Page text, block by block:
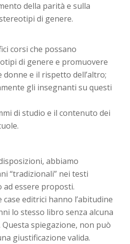
della parità e sulla
di genere.
corsi che possano
di genere e promuovere
e il rispetto dell’altro;
gli insegnanti su questi
di studio e il contenuto dei
abbiamo
“tradizionali” nei testi
ad essere proposti.
editrici hanno l’abitudine
lo stesso libro senza alcuna
Questa spiegazione, non può
giustificazione valida.